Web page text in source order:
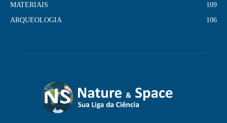
MATERIAIS
109
ARQUEOLOGIA
106